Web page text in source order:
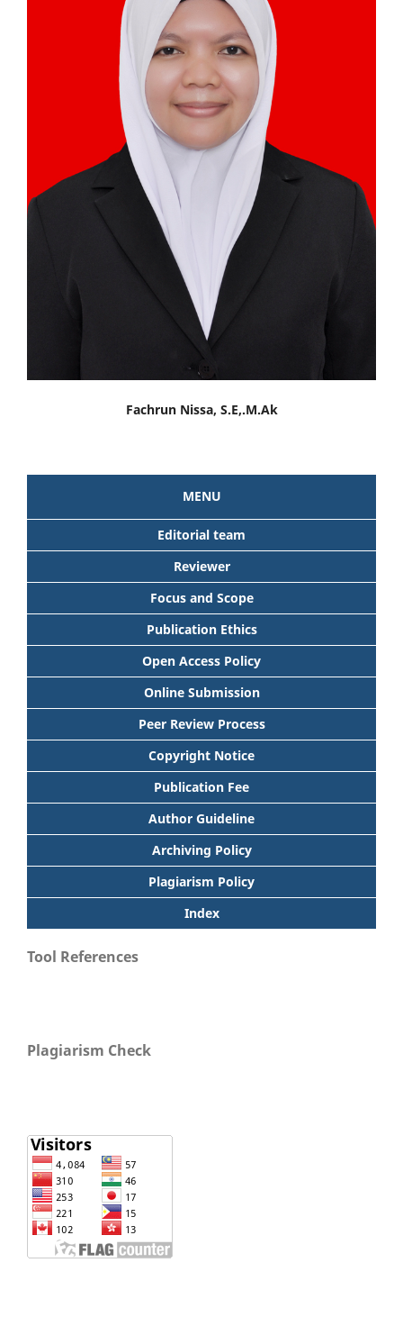
Fachrun Nissa, S.E,.M.Ak
MENU
Editorial team
Reviewer
Focus and Scope
Publication Ethics
Open Access Policy
Online Submission
Peer Review Process
Copyright Notice
Publication Fee
Author Guideline
Archiving Policy
Plagiarism Policy
Index
Tool References
Plagiarism Check